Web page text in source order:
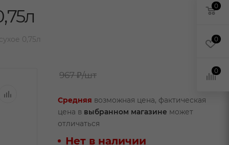
0,75л
967 ₽/шт
Средняя возможная цена, фактическая
цена в выбранном магазине может
отличаться
Нет в наличии
0
0
0